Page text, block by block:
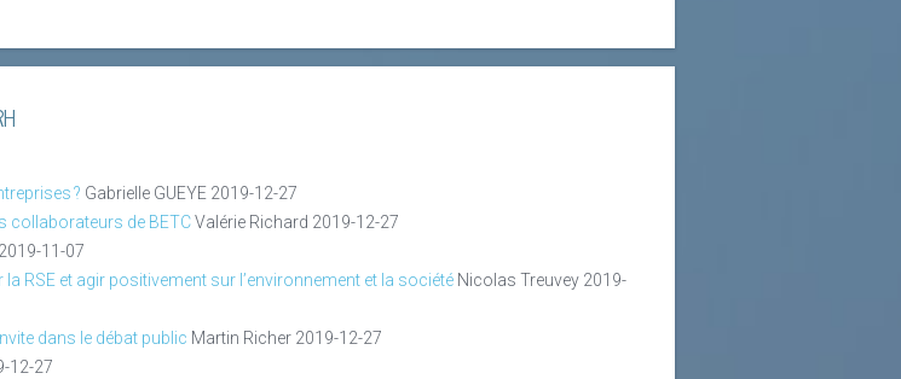
? Gabrielle GUEYE 2019-12-27
collaborateurs de BETCValérie Richard 2019-12-27
2019-11-07
RSE et agir positivement sur l’environnement et la société Nicolas Treuvey 2019-
dans le débat public Martin Richer 2019-12-27
12-27